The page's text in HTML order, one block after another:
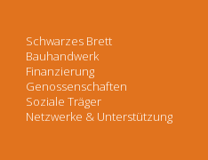
Schwarzes Brett
Bauhandwerk
Finanzierung
Genossenschaften
Soziale Träger
Netzwerke & Unterstützung